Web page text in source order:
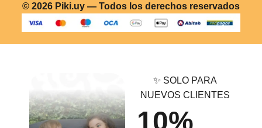
© 2026 Piki.uy — Todos los derechos reservados
✨ SOLO PARA
NUEVOS CLIENTES
10%